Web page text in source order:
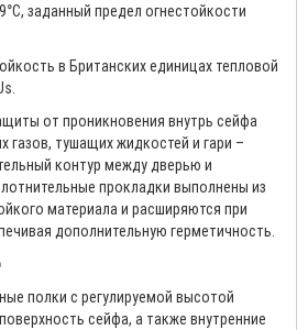
заданный предел огнестойкости
в Британских единицах тепловой
от проникновения внутрь сейфа
газов, тушащих жидкостей и гари –
контур между дверью и
прокладки выполнены из
материала и расширяются при
дополнительную герметичность.
полки с регулируемой высотой
сейфа, а также внутренние